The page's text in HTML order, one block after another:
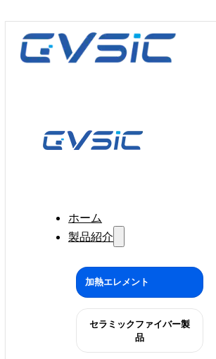
ホーム
製品紹介
加熱エレメント
セラミックファイバー製
品